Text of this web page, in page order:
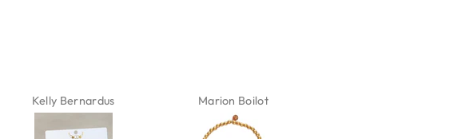
Kelly Bernardus Marion Boilot